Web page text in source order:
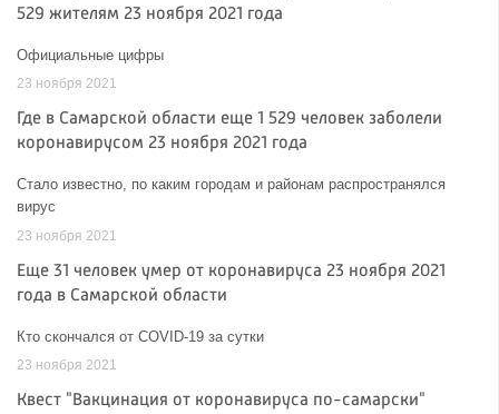
529 жителям 23 ноября 2021 года
Официальные цифры
23 ноября 2021
Где в Самарской области еще 1 529 человек заболели
коронавирусом 23 ноября 2021 года
Стало известно, по каким городам и районам распространялся
вирус
23 ноября 2021
Еще 31 человек умер от коронавируса 23 ноября 2021
года в Самарской области
Кто скончался от COVID-19 за сутки
23 ноября 2021
Квест "Вакцинация от коронавируса по-самарски"